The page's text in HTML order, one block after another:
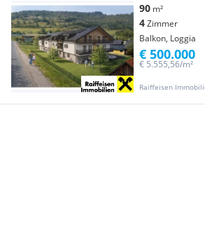
90 m²
4Zimmer
Balkon, Loggia
Raiffeisen
€ 5.555,56/m²
€ 500.000